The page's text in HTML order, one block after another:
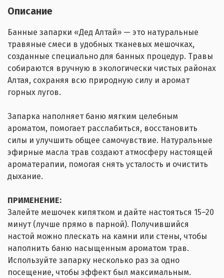
Описание
Банные запарки «Дед Алтай» — это натуральные
травяные смеси в удобных тканевых мешочках,
созданные специально для банных процедур. Травы
собираются вручную в экологически чистых районах
Алтая, сохраняя всю природную силу и аромат
горных лугов.
Запарка наполняет баню мягким целебным
ароматом, помогает расслабиться, восстановить
силы и улучшить общее самочувствие. Натуральные
эфирные масла трав создают атмосферу настоящей
ароматерапии, помогая снять усталость и очистить
дыхание.
ПРИМЕНЕНИЕ:
Залейте мешочек кипятком и дайте настояться 15–20
минут (лучше прямо в парной). Получившийся
настой можно плескать на камни или стены, чтобы
наполнить баню насыщенным ароматом трав.
Используйте запарку несколько раз за одно
посещение, чтобы эффект был максимальным.